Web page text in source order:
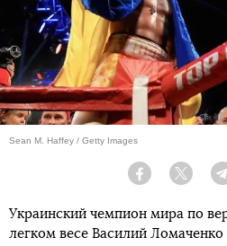
Sean M. Haffey / Getty Images
Facebook Twitter
Украинский чемпион мира по
легком весе Василий Ломаченко